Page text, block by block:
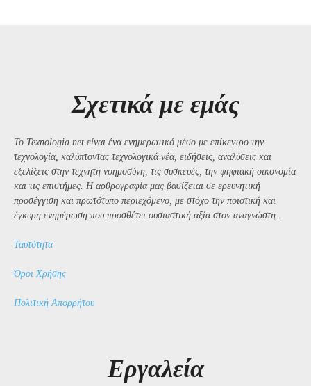
Σχετικά με εμάς
Το Texnologia.net είναι ένα ενημερωτικό μέσο με επίκεντρο την
τεχνολογία, καλύπτοντας τεχνολογικά νέα, ειδήσεις, αναλύσεις και
εξελίξεις στην τεχνητή νοημοσύνη, τις συσκευές, την ψηφιακή οικονομία
και τις επιστήμες. Η αρθρογραφία μας βασίζεται σε ερευνητική
προσέγγιση και πρωτότυπο περιεχόμενο, με στόχο την ποιοτική και
έγκυρη ενημέρωση που προσθέτει ουσιαστική αξία στον αναγνώστη..
Ταυτότητα
Όροι Χρήσης
Πολιτική Απορρήτου
Εργαλεία